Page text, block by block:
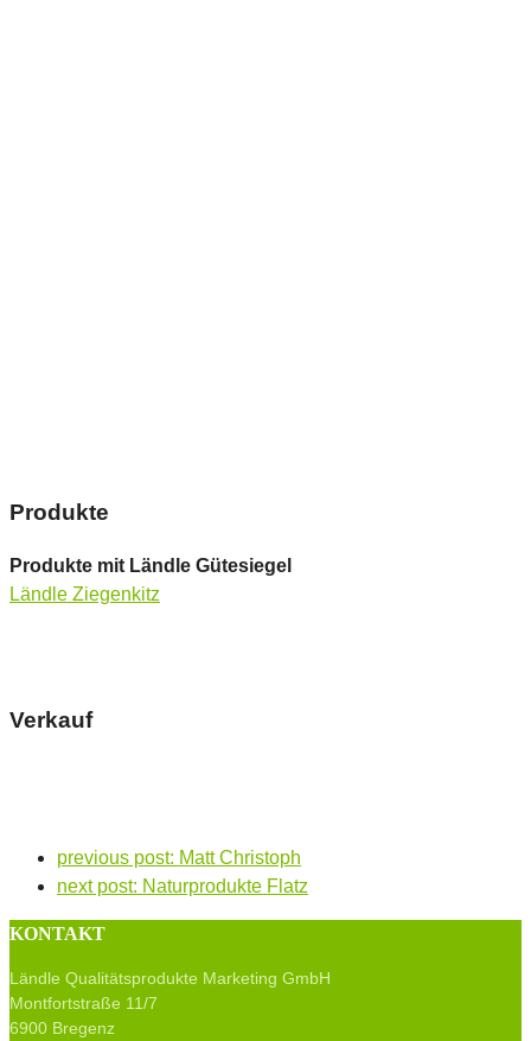
Produkte
Produkte mit Ländle Gütesiegel
Ländle Ziegenkitz
Verkauf
previous post: Matt Christoph
next post: Naturprodukte Flatz
KONTAKT
Ländle Qualitätsprodukte Marketing GmbH
Montfortstraße 11/7
6900 Bregenz